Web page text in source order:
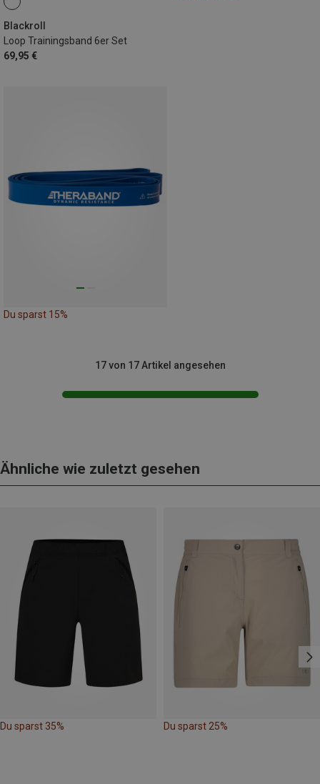
Blackroll
Loop Trainingsband 6er Set
69,95 €
Du sparst 15%
17 von 17 Artikel angesehen
Ähnliche wie zuletzt gesehen
Du sparst 35% Du sparst 25%